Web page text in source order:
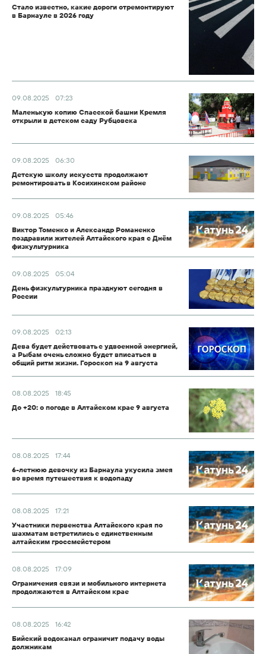
Стало известно, какие дороги отремонтируют
в Барнауле в 2026 году
09.08.2025
07:23
Маленькую копию Спасской башни Кремля
открыли в детском саду Рубцовска
09.08.2025
06:30
Детскую школу искусств продолжают
ремонтировать в Косихинском районе
09.08.2025
05:46
Виктор Томенко и Александр Романенко
поздравили жителей Алтайского края с Днём
физкультурника
09.08.2025
05:04
День физкультурника празднуют сегодня в
России
09.08.2025
02:13
Дева будет действовать с удвоенной энергией,
а Рыбам очень сложно будет вписаться в
общий ритм жизни. Гороскоп на 9 августа
08.08.2025
18:45
До +20: о погоде в Алтайском крае 9 августа
08.08.2025
17:44
6-летнюю девочку из Барнаула укусила змея
во время путешествия к водопаду
08.08.2025
17:21
Участники первенства Алтайского края по
шахматам встретились с единственным
алтайским гроссмейстером
08.08.2025
17:09
Ограничения связи и мобильного интернета
продолжаются в Алтайском крае
08.08.2025
16:42
Бийский водоканал ограничит подачу воды
должникам